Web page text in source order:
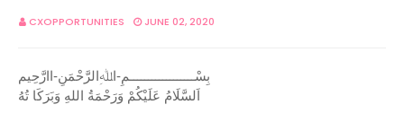
CXOPPORTUNITIES JUNE 02, 2020
بِسْــــــــــــــــــمِ-اﷲِالرَّحْمَنِ-اارَّحِيم
اَلسَّلَامُ عَلَيْكُمْ وَرَحْمَةُ اللهِ وَبَرَكَا تُهُ